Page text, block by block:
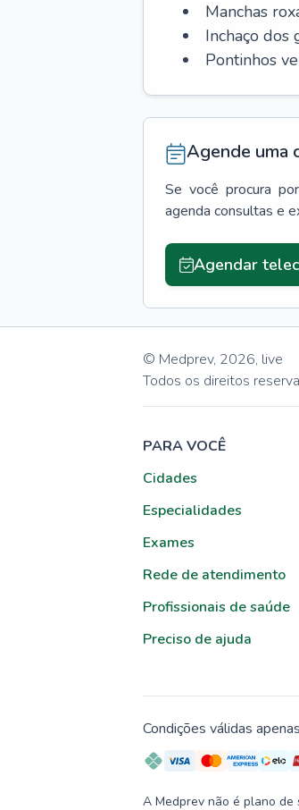
Manchas
Inchaço dos
Pontinhos
Agende uma
Se você procura
agenda consultas e
Agendar
© Medprev, 2026, live
Todos os direitos
PARA VOCÊ
Cidades
Especialidades
Exames
Rede de atendimento
Profissionais de saúde
Preciso de ajuda
Condições válidas
A Medprev não é plano